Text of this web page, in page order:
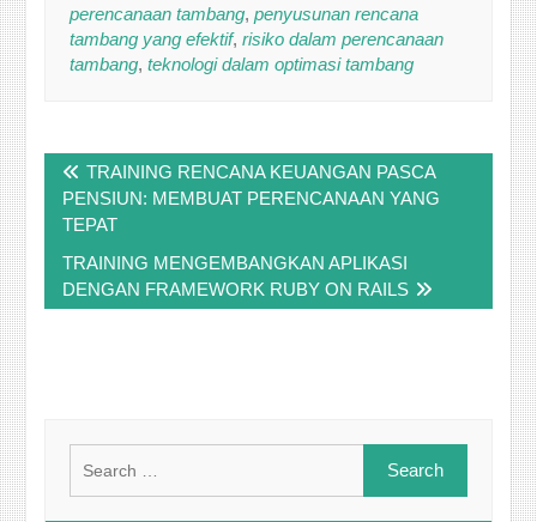
perencanaan tambang,penyusunan rencana
tambang yang efektif,risiko dalam perencanaan
tambang,teknologi dalam optimasi tambang
navigation
TRAINING RENCANA KEUANGAN PASCA
PENSIUN: MEMBUAT PERENCANAAN YANG
TEPAT
TRAINING MENGEMBANGKAN APLIKASI
DENGAN FRAMEWORK RUBY ON RAILS
for: